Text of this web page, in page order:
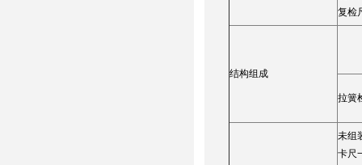
复检
结构组成
拉簧
未组
卡尺